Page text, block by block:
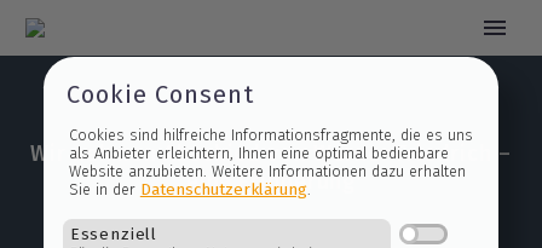
Cookie Consent
Cookies sind hilfreiche Informationsfragmente, die es
als Anbieter erleichtern, Ihnen eine optimal bedienbare
Website anzubieten. Weitere Informationen dazu
Sie in derDatenschutzerklärung.
Wir nehmen Abschied von Werner Friedrich –
eine Erinnerung